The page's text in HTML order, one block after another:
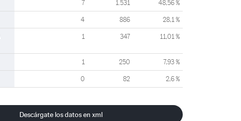
7 1.531 48,56 %
4 886 28,1 %
1 347 11,01 %
1 250 7,93 %
0 82 2,6 %
Descárgate los datos en xml